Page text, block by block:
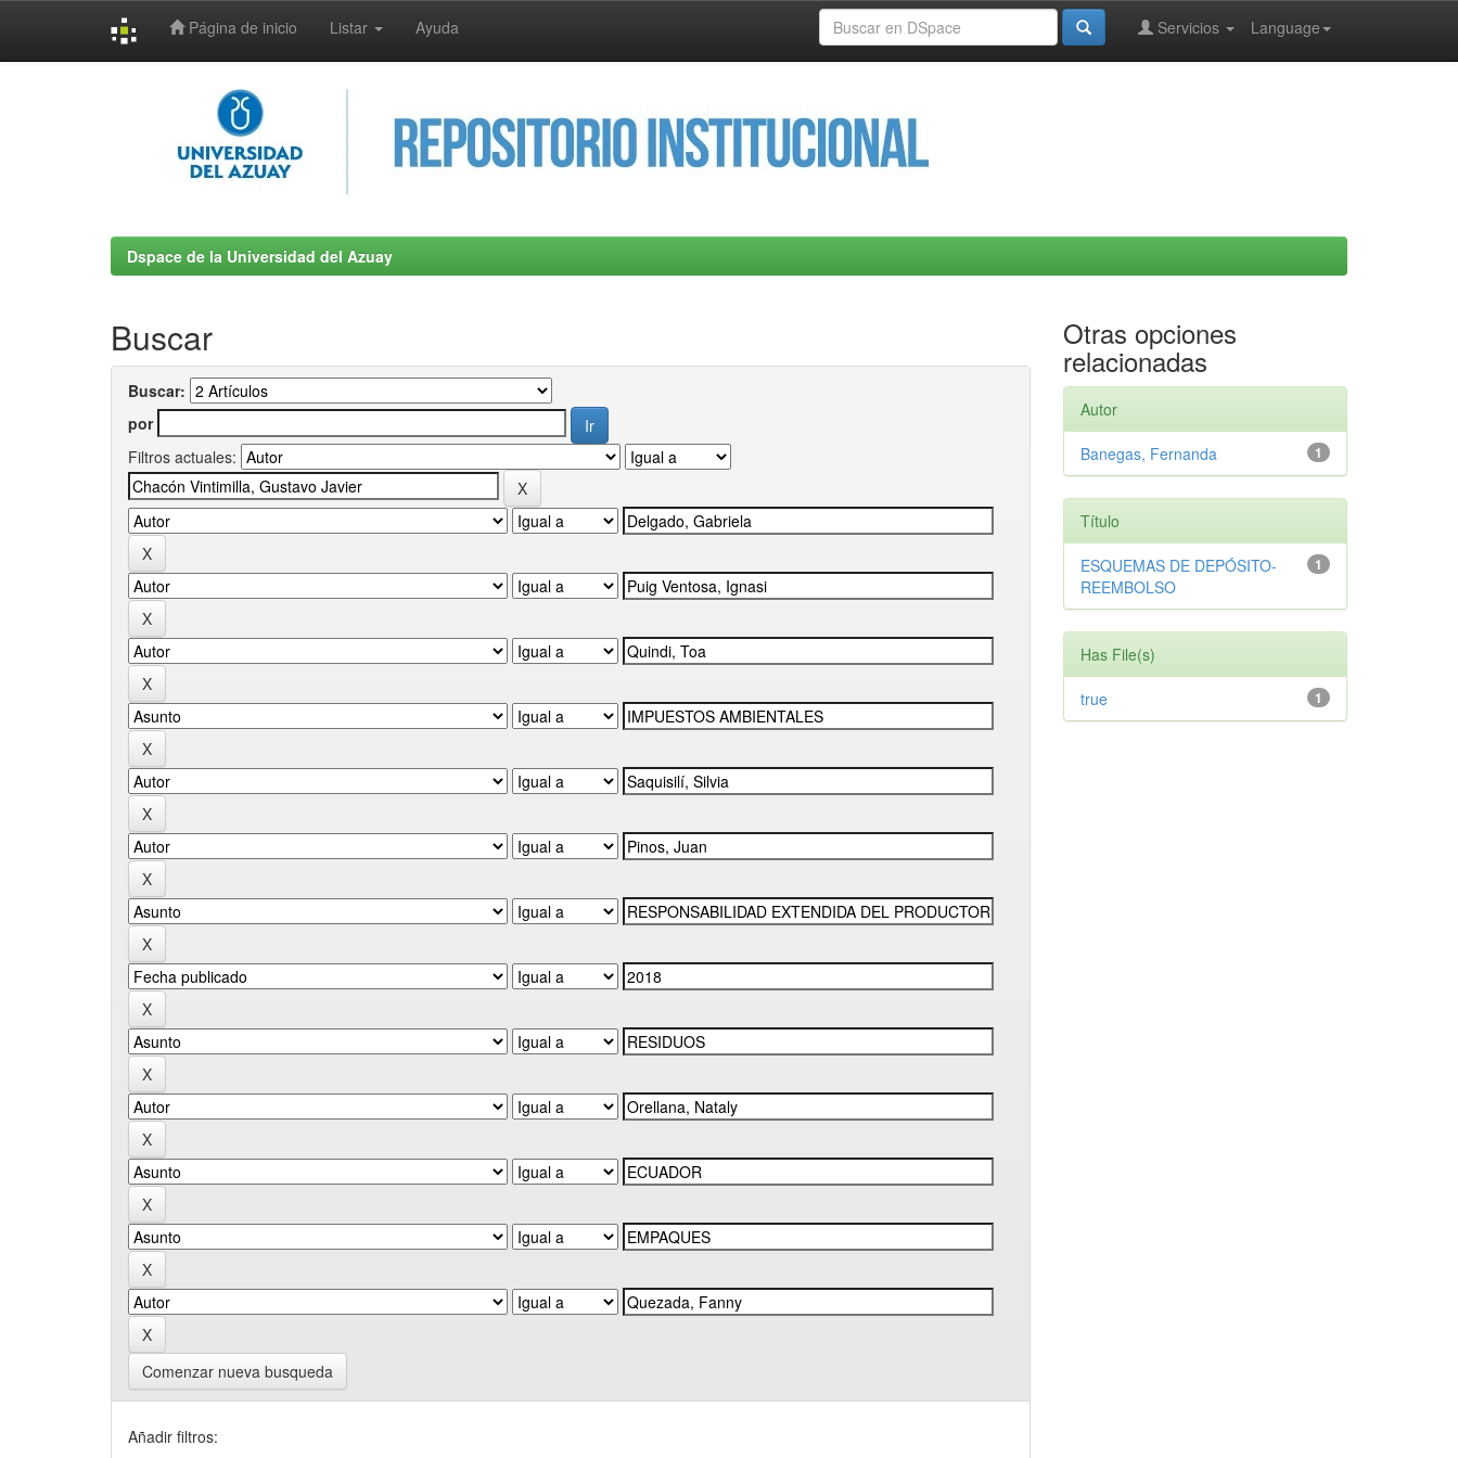
Página de inicio Listar Ayuda Language
Servicios
Dspace de la Universidad del Azuay
Buscar
Buscar:
por
Filtros actuales:
Comenzar nueva busqueda
Añadir filtros:
Otras opciones
relacionadas
Autor
1
Banegas, Fernanda
Título
1
ESQUEMAS DE DEPÓSITO-
REEMBOLSO
Has File(s)
1
true